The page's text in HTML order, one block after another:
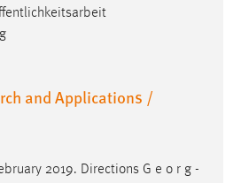
and Applications /
2019. Directions G e o r g -
eingeloggt ist.
die gewählte Sprache der Website.